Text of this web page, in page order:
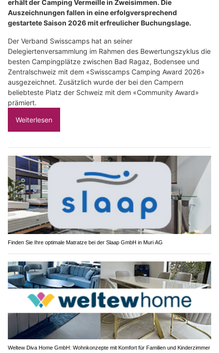
erhält der Camping Vermeille in Zweisimmen. Die
Auszeichnungen fallen in eine erfolgversprechend
gestartete Saison 2026 mit erfreulicher Buchungslage.
Der Verband Swisscamps hat an seiner
Delegiertenversammlung im Rahmen des Bewertungszyklus die
besten Campingplätze zwischen Bad Ragaz, Bodensee und
Zentralschweiz mit dem «Swisscamps Camping Award 2026»
ausgezeichnet. Zusätzlich wurde der bei den Campern
beliebteste Platz der Schweiz mit dem «Community Award»
prämiert.
Weiterlesen
Finden Sie Ihre optimale Matratze bei der Slaap GmbH in Muri AG
Weltew Diva Home GmbH: Wohnkonzepte mit Komfort für Familien und Kinderzimmer